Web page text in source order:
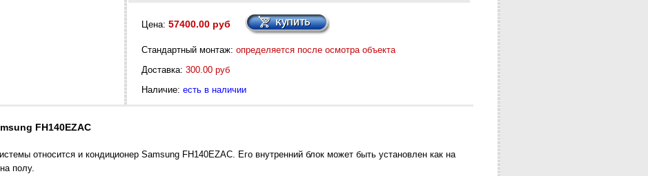
Цена: 57400.00 руб
Стандартный монтаж: определяется после осмотра объекта
Доставка: 300.00 руб
Наличие: есть в наличии
FH140EZAC
относится и кондиционер Samsung FH140EZAC. Его внутренний блок может быть установлен как на
полу.